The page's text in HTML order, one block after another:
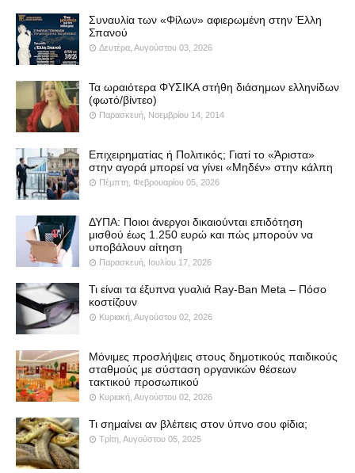
Συναυλία των «Φίλων» αφιερωμένη στην Έλλη
Σπανού
Δευτέρα, Αυγούστου 03, 2026
Τα ωραιότερα ΦΥΣΙΚΑ στήθη διάσημων ελληνίδων
(φωτό/βίντεο)
Παρασκευή, Νοεμβρίου 14, 2014
Επιχειρηματίας ή Πολιτικός; Γιατί το «Άριστα»
στην αγορά μπορεί να γίνει «Μηδέν» στην κάλπη
Πέμπτη, Φεβρουαρίου 05, 2026
ΔΥΠΑ: Ποιοι άνεργοι δικαιούνται επιδότηση
μισθού έως 1.250 ευρώ και πώς μπορούν να
υποβάλουν αίτηση
Παρασκευή, Ιουλίου 17, 2026
Τι είναι τα έξυπνα γυαλιά Ray-Ban Meta – Πόσο
κοστίζουν
Κυριακή, Αυγούστου 02, 2026
Μόνιμες προσλήψεις στους δημοτικούς παιδικούς
σταθμούς με σύσταση οργανικών θέσεων
τακτικού προσωπικού
Κυριακή, Αυγούστου 02, 2026
Τι σημαίνει αν βλέπεις στον ύπνο σου φίδια;
Τρίτη, Αυγούστου 05, 2025